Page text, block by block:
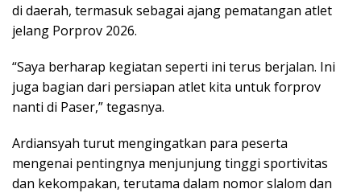
di daerah, termasuk sebagai ajang pematangan atlet
jelang Porprov 2026.
“Saya berharap kegiatan seperti ini terus berjalan. Ini
juga bagian dari persiapan atlet kita untuk forprov
nanti di Paser,” tegasnya.
Ardiansyah turut mengingatkan para peserta
mengenai pentingnya menjunjung tinggi sportivitas
dan kekompakan, terutama dalam nomor slalom dan